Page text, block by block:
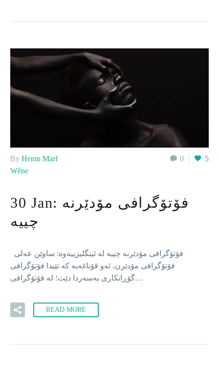
0 5
By Hemn Marf
Wêne
30 Jan: فۆتۆگرافی مۆدێرنە
چییە
فۆتۆگرافی مۆدێرنە چییە لە ئینگلیزییەوە: ساوێن عەلی
فۆتۆگرافی مۆدێرن، ئەو قۆناغەیە کە تێیدا فۆتۆگرافی
گۆڕانکاری بەسەردا دێت؛ لە فۆتۆگرافی…
READ MORE